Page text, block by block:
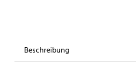
Beschreibung